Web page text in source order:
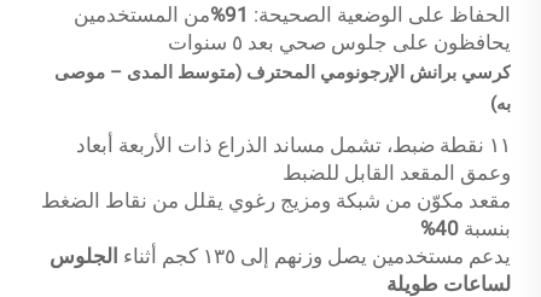
الحفاظ على الوضعية الصحيحة: 91%
من المستخدمين
يحافظون على جلوس صحي بعد ٥ سنوات
كرسي برانش الإرجونومي المحترف (متوسط المدى – موصى
به)
١١ نقطة ضبط، تشمل مساند الذراع ذات الأربعة أبعاد
وعمق المقعد القابل للضبط
مقعد مكوّن من شبكة ومزيج رغوي يقلل من نقاط الضغط
بنسبة 40%
يدعم مستخدمين يصل وزنهم إلى ١٣٥ كجم أثناء
الجلوس
لساعات طويلة